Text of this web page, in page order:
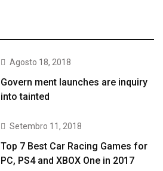
Agosto 18, 2018
Govern ment launches are inquiry
into tainted
Setembro 11, 2018
Top 7 Best Car Racing Games for
PC, PS4 and XBOX One in 2017